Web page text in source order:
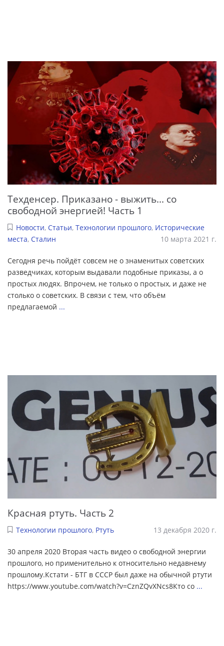
Техденсер. Приказано - выжить... со
свободной энергией! Часть 1
Новости, Статьи, Технологии прошлого, Исторические
места, Сталин 10 марта 2021 г.
Сегодня речь пойдёт совсем не о знаменитых советских
разведчиках, которым выдавали подобные приказы, а о
простых людях. Впрочем, не только о простых, и даже не
столько о советских. В связи с тем, что объём
предлагаемой ...
Красная ртуть. Часть 2
Технологии прошлого, Ртуть 13 декабря 2020 г.
30 апреля 2020 Вторая часть видео о свободной энергии
прошлого, но применительно к относительно недавнему
прошлому.Кстати - БТГ в СССР был даже на обычной ртути
https://www.youtube.com/watch?v=CznZQvXNcs8Кто со ...